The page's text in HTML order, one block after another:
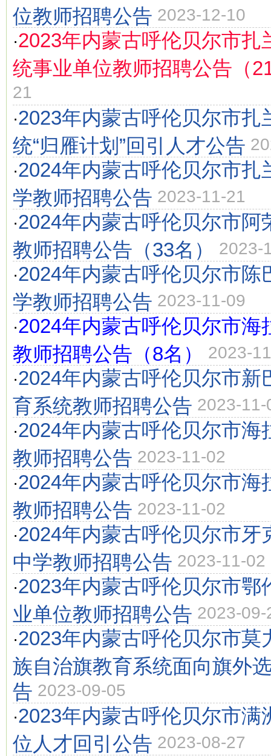
位教师招聘公告 2023-12-10
·2023年内蒙古呼伦贝尔市扎
统事业单位教师招聘公告（
21
·2023年内蒙古呼伦贝尔市扎
统“归雁计划”回引人才公告
·2024年内蒙古呼伦贝尔市扎
学教师招聘公告 2023-11-21
·2024年内蒙古呼伦贝尔市阿
教师招聘公告（33名）
2023-
·2024年内蒙古呼伦贝尔市陈
学教师招聘公告 2023-11-09
·2024年内蒙古呼伦贝尔市海
教师招聘公告（8名）
2023-
·2024年内蒙古呼伦贝尔市新
育系统教师招聘公告 2023-11-
·2024年内蒙古呼伦贝尔市海
教师招聘公告 2023-11-02
·2024年内蒙古呼伦贝尔市海
教师招聘公告 2023-11-02
·2024年内蒙古呼伦贝尔市牙
中学教师招聘公告 2023-11-02
·2023年内蒙古呼伦贝尔市鄂
业单位教师招聘公告 2023-09-
·2023年内蒙古呼伦贝尔市莫
族自治旗教育系统面向旗外
告 2023-09-05
·2023年内蒙古呼伦贝尔市满
位人才回引公告 2023-08-27